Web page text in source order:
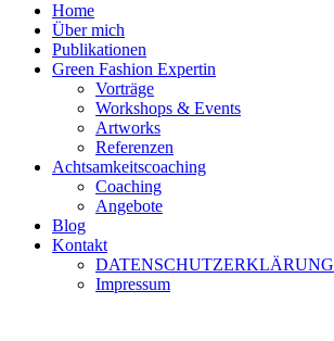
Home
Über mich
Publikationen
Green Fashion Expertin
Vorträge
Workshops & Events
Artworks
Referenzen
Achtsamkeitscoaching
Coaching
Angebote
Blog
Kontakt
DATENSCHUTZERKLÄRUNG
Impressum